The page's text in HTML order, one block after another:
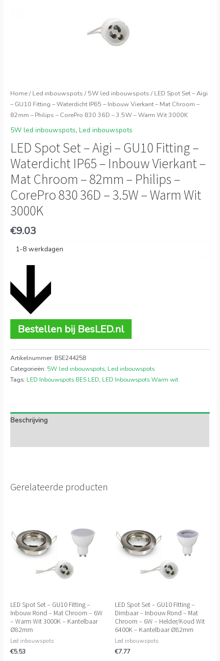
Home/ Led inbouwspots / 5W led inbouwspots / LED Spot Set – Aigi
– GU10 Fitting – Waterdicht IP65 – Inbouw Vierkant – Mat Chroom –
82mm – Philips – CorePro 830 36D – 3.5W – Warm Wit 3000K
5W led inbouwspots,Led inbouwspots
LED Spot Set – Aigi – GU10 Fitting –
Waterdicht IP65 – Inbouw Vierkant –
Mat Chroom – 82mm – Philips –
CorePro 830 36D – 3.5W – Warm Wit
3000K
€9.03
1-8 werkdagen
Bestellen bij BesLED.nl
Artikelnummer: BSE244258
Categorieën: 5W led inbouwspots, Led inbouwspots
Tags: LED Inbouwspots BES LED, LED Inbouwspots Warm wit
Beschrijving
Gerelateerde producten
LED Spot Set – GU10 Fitting –
Inbouw Rond – Mat Chroom – 6W
– Warm Wit 3000K – Kantelbaar
Ø82mm
Led inbouwspots
€5.53
LED Spot Set – GU10 Fitting –
Dimbaar – Inbouw Rond – Mat
Chroom – 6W – Helder/Koud Wit
6400K – Kantelbaar Ø82mm
Led inbouwspots
€7.77